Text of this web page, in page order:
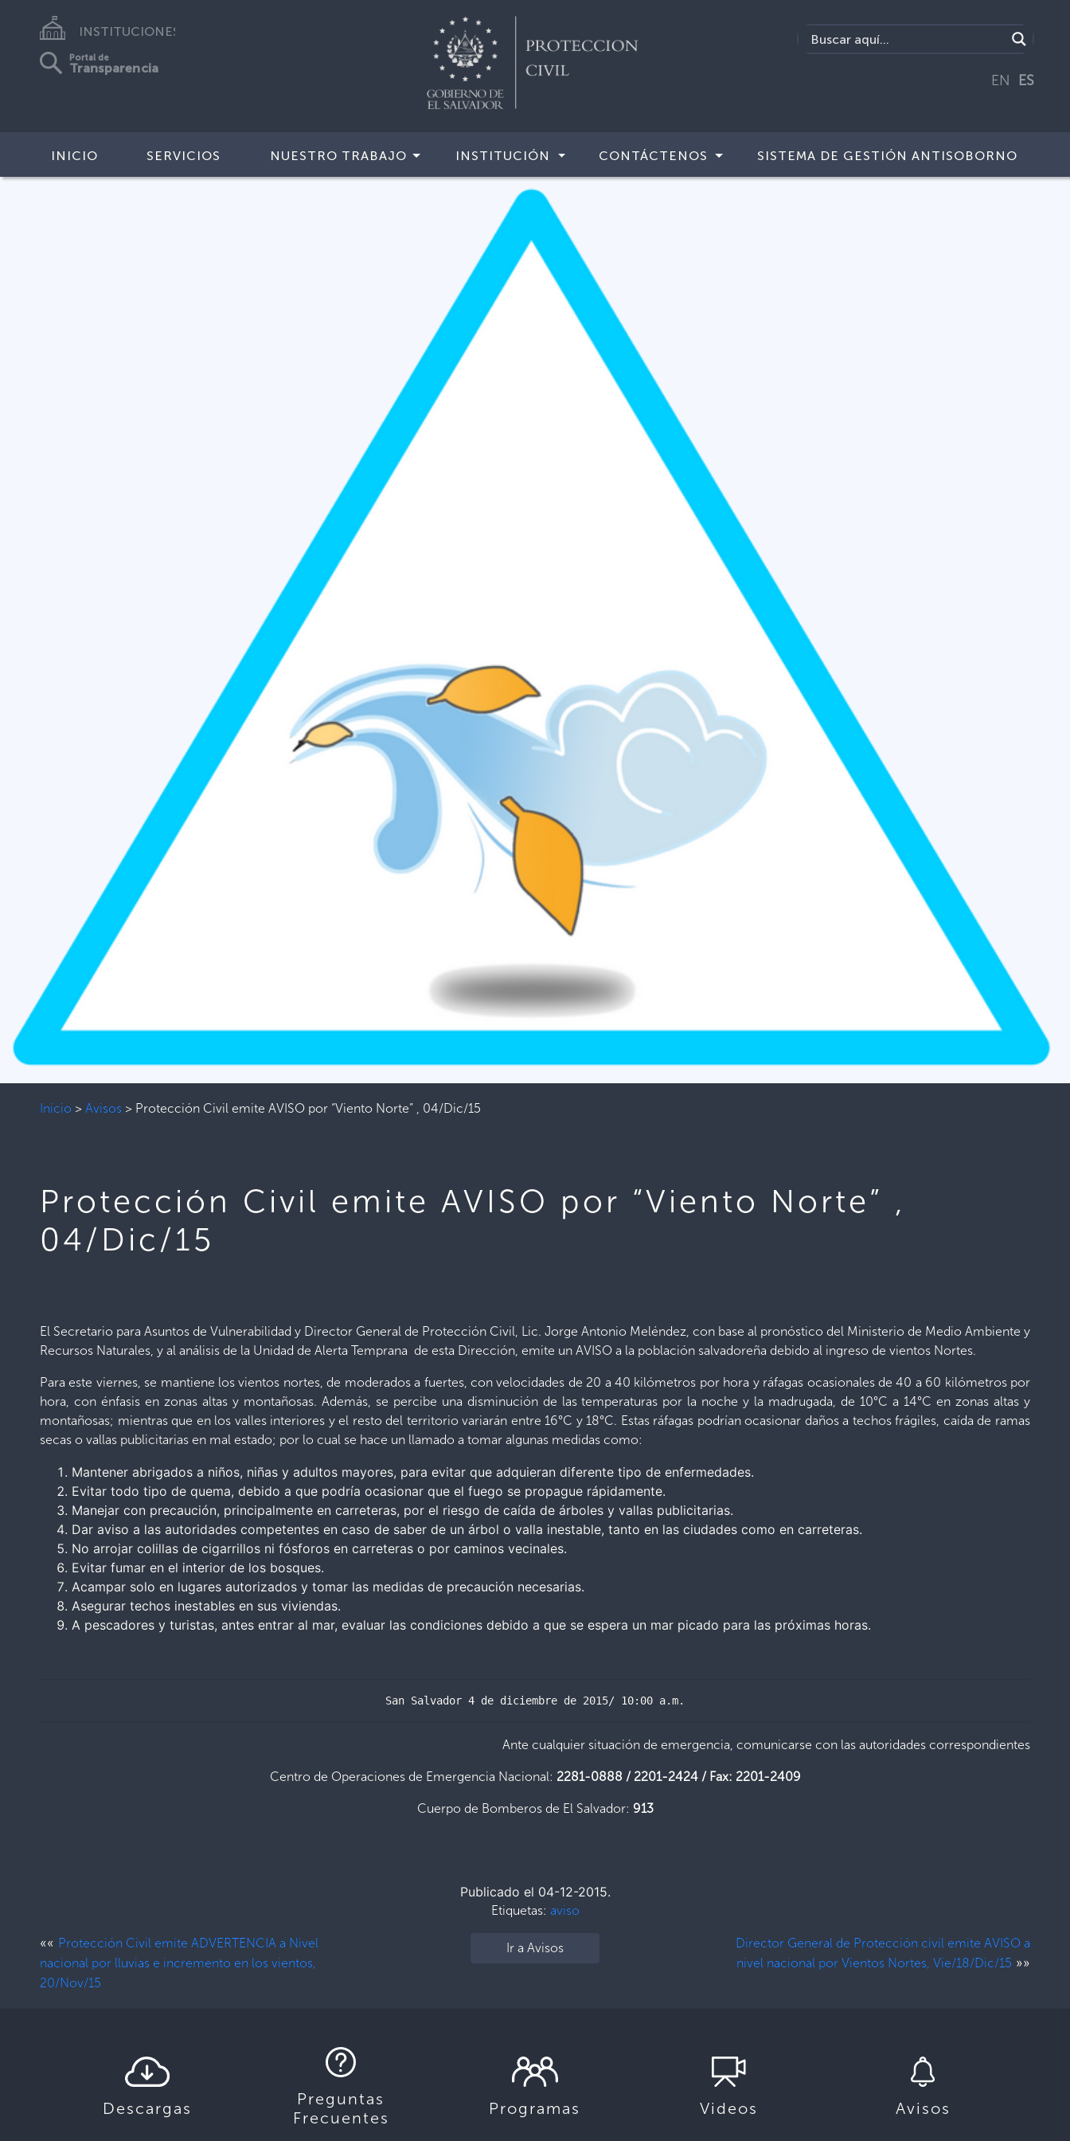
INSTITUCIONES
Portal de
Transparencia
EN ES
INICIO SERVICIOS NUESTRO TRABAJO INSTITUCIÓN CONTÁCTENOS SISTEMA DE GESTIÓN ANTISOBORNO
Inicio > Avisos > Protección Civil emite AVISO por “Viento Norte” , 04/Dic/15
Protección Civil emite AVISO por “Viento Norte” ,
04/Dic/15
El Secretario para Asuntos de Vulnerabilidad y Director General de Protección Civil, Lic. Jorge Antonio Meléndez, con base al pronóstico del Ministerio de Medio Ambiente y
Recursos Naturales, y al análisis de la Unidad de Alerta Temprana de esta Dirección, emite un AVISO a la población salvadoreña debido al ingreso de vientos Nortes.
Para este viernes, se mantiene los vientos nortes, de moderados a fuertes, con velocidades de 20 a 40 kilómetros por hora y ráfagas ocasionales de 40 a 60 kilómetros por
hora, con énfasis en zonas altas y montañosas. Además, se percibe una disminución de las temperaturas por la noche y la madrugada, de 10°C a 14°C en zonas altas y
montañosas; mientras que en los valles interiores y el resto del territorio variarán entre 16°C y 18°C. Estas ráfagas podrían ocasionar daños a techos frágiles, caída de ramas
secas o vallas publicitarias en mal estado; por lo cual se hace un llamado a tomar algunas medidas como:
Mantener abrigados a niños, niñas y adultos mayores, para evitar que adquieran diferente tipo de enfermedades.
Evitar todo tipo de quema, debido a que podría ocasionar que el fuego se propague rápidamente.
Manejar con precaución, principalmente en carreteras, por el riesgo de caída de árboles y vallas publicitarias.
Dar aviso a las autoridades competentes en caso de saber de un árbol o valla inestable, tanto en las ciudades como en carreteras.
No arrojar colillas de cigarrillos ni fósforos en carreteras o por caminos vecinales.
Evitar fumar en el interior de los bosques.
Acampar solo en lugares autorizados y tomar las medidas de precaución necesarias.
Asegurar techos inestables en sus viviendas.
A pescadores y turistas, antes entrar al mar, evaluar las condiciones debido a que se espera un mar picado para las próximas horas.
San Salvador 4 de diciembre de 2015/ 10:00 a.m.
Ante cualquier situación de emergencia, comunicarse con las autoridades correspondientes
Centro de Operaciones de Emergencia Nacional: 2281-0888 / 2201-2424 / Fax: 2201-2409
Cuerpo de Bomberos de El Salvador: 913
Publicado el 04-12-2015.
Etiquetas: aviso
«« Protección Civil emite ADVERTENCIA a Nivel
nacional por lluvias e incremento en los vientos,
20/Nov/15
Ir a Avisos
Director General de Protección civil emite AVISO a
nivel nacional por Vientos Nortes, Vie/18/Dic/15 »»
Descargas
Preguntas
Frecuentes
Programas Videos Avisos